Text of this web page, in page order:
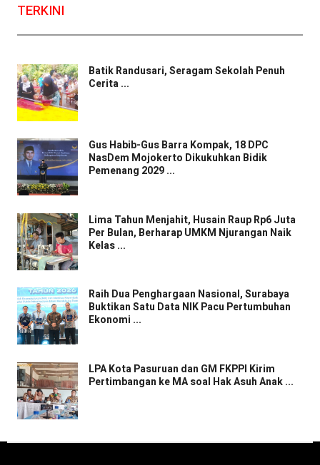
TERKINI
Batik Randusari, Seragam Sekolah Penuh
Cerita ...
Gus Habib-Gus Barra Kompak, 18 DPC
NasDem Mojokerto Dikukuhkan Bidik
Pemenang 2029 ...
Lima Tahun Menjahit, Husain Raup Rp6 Juta
Per Bulan, Berharap UMKM Njurangan Naik
Kelas ...
Raih Dua Penghargaan Nasional, Surabaya
Buktikan Satu Data NIK Pacu Pertumbuhan
Ekonomi ...
LPA Kota Pasuruan dan GM FKPPI Kirim
Pertimbangan ke MA soal Hak Asuh Anak ...